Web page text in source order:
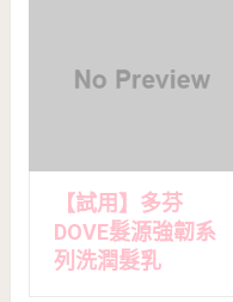
【試用】多芬
DOVE髮源強韌系
列洗潤髮乳